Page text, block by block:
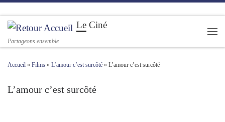
Passer au contenu
Le Ciné
Partageons ensemble
Accueil » Films » L’amour c’est surcôté » L’amour c’est surcôté
L’amour c’est surcôté